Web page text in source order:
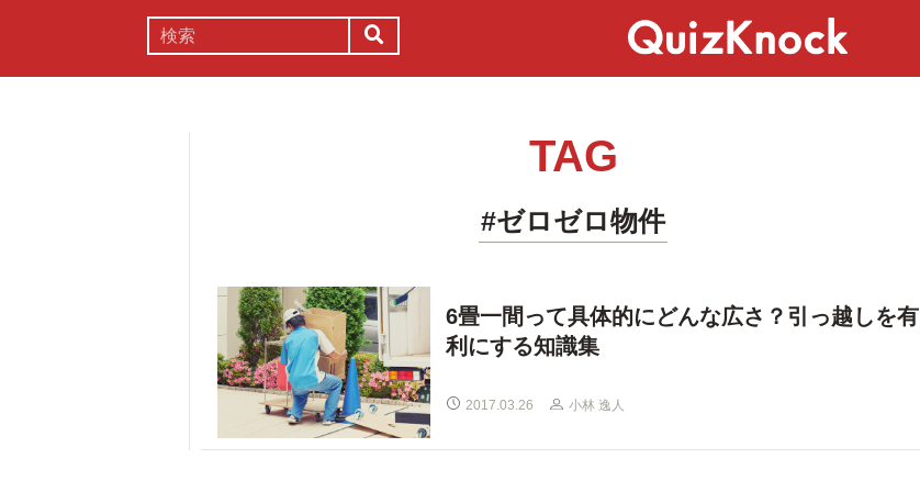
TAG
#ゼロゼロ物件
6畳一間って具体的にどんな広さ？引っ越しを有
利にする知識集
2017.03.26 小林 逸人